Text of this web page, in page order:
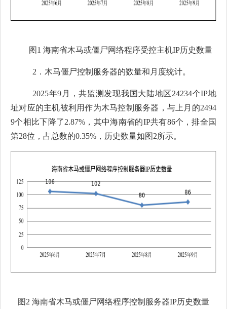
图 1 海南省木马或僵尸网络程序受控主机IP历史数量
2． 木马僵尸控制服务器的数量和月度统计。
2025年9月 ，共监测发现我国大陆地区24234个IP地
址对应的主机被利用作为木马控制服务器，与上月的2494
9个相比下降了2.87%，其中海南省的IP共有86个，排全国
第28位，占总数的0.35%，历史数量如图2所示。
图 2 海南省木马或僵尸网络程序控制服务器IP历史数量